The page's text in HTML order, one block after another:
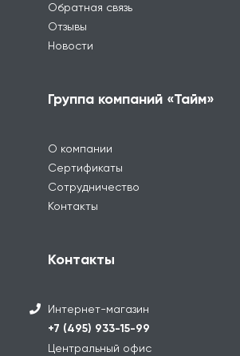
Обратная связь
Отзывы
Новости
Группа компаний «Тайм»
О компании
Сертификаты
Сотрудничество
Контакты
Контакты
Интернет-магазин
+7 (495) 933-15-99
Центральный офис